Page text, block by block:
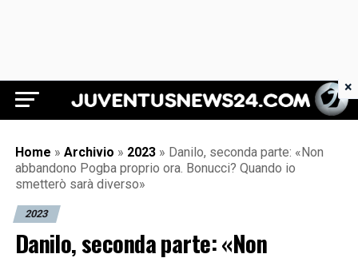
Juventus News 24
Home » Archivio » 2023 » Danilo, seconda parte: «Non
abbandono Pogba proprio ora. Bonucci? Quando io
smetterò sarà diverso»
2023
Danilo, seconda parte: «Non
×